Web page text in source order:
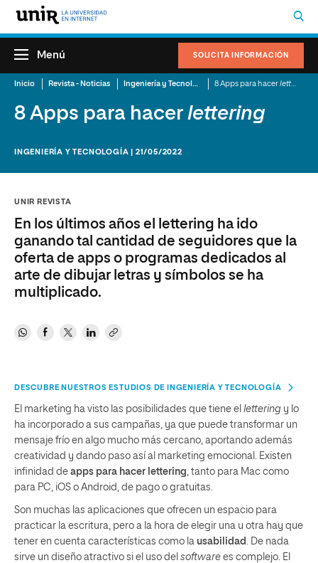
SOLICITA INFORMACIÓN
Menú
Inicio Revista - Noticias Ingeniería y Tecnología 8 Apps para hacerlettering
8 Apps para hacer lettering
INGENIERÍA Y TECNOLOGÍA | 21/05/2022
UNIR REVISTA
En los últimos años el lettering ha ido
ganando tal cantidad de seguidores que la
oferta de apps o programas dedicados al
arte de dibujar letras y símbolos se ha
multiplicado.
DESCUBRE NUESTROS ESTUDIOS DE INGENIERÍA Y TECNOLOGÍA
El marketing ha visto las posibilidades que tiene el lettering y lo
ha incorporado a sus campañas, ya que puede transformar un
mensaje frío en algo mucho más cercano, aportando además
creatividad y dando paso así al marketing emocional. Existen
infinidad de apps para hacer lettering, tanto para Mac como
para PC, iOS o Android, de pago o gratuitas.
Son muchas las aplicaciones que ofrecen un espacio para
practicar la escritura, pero a la hora de elegir una u otra hay que
tener en cuenta características como la usabilidad . De nada
sirve un diseño atractivo si el uso del software es complejo. El